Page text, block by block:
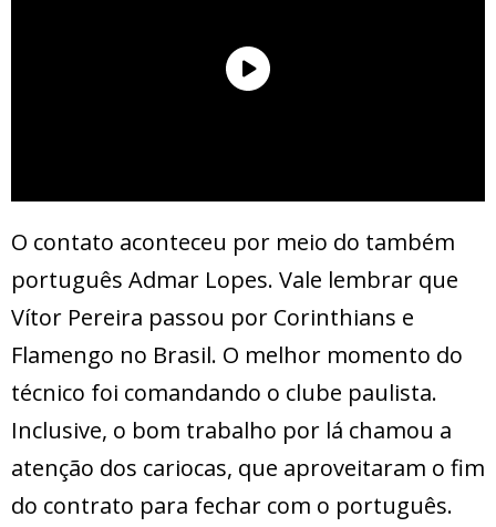
O contato aconteceu por meio do também
português Admar Lopes. Vale lembrar que
Vítor Pereira passou por Corinthians e
Flamengo no Brasil. O melhor momento do
técnico foi comandando o clube paulista.
Inclusive, o bom trabalho por lá chamou a
atenção dos cariocas, que aproveitaram o fim
do contrato para fechar com o português.